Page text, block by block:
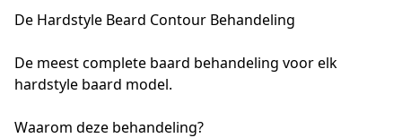
De Hardstyle Beard Contour Behandeling
De meest complete baard behandeling voor elk
hardstyle baard model.
Waarom deze behandeling?